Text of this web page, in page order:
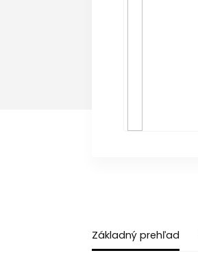
Základný prehľad